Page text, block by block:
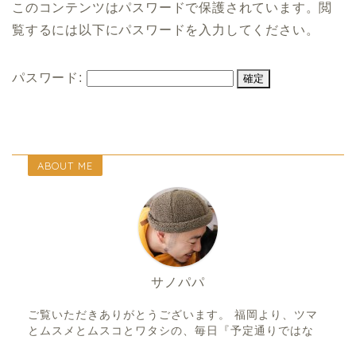
このコンテンツはパスワードで保護されています。閲
覧するには以下にパスワードを入力してください。
パスワード:
ABOUT ME
サノパパ
ご覧いただきありがとうございます。 福岡より、ツマ
とムスメとムスコとワタシの、毎日『予定通りではな